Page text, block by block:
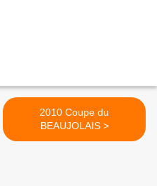
2010 Coupe du
BEAUJOLAIS >